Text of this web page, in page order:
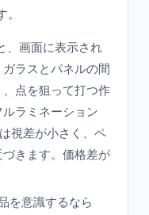
、画面に表示され
ラスとパネルの間
点を狙って打つ作
ラミネーション
視差が小さく、ペ
きます。価格差が
を意識するなら